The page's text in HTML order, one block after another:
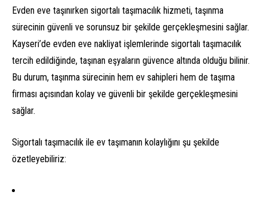
Evden eve taşınırken sigortalı taşımacılık hizmeti, taşınma
sürecinin güvenli ve sorunsuz bir şekilde gerçekleşmesini sağlar.
Kayseri’de evden eve nakliyat işlemlerinde sigortalı taşımacılık
tercih edildiğinde, taşınan eşyaların güvence altında olduğu bilinir.
Bu durum, taşınma sürecinin hem ev sahipleri hem de taşıma
firması açısından kolay ve güvenli bir şekilde gerçekleşmesini
sağlar.
Sigortalı taşımacılık ile ev taşımanın kolaylığını şu şekilde
özetleyebiliriz: